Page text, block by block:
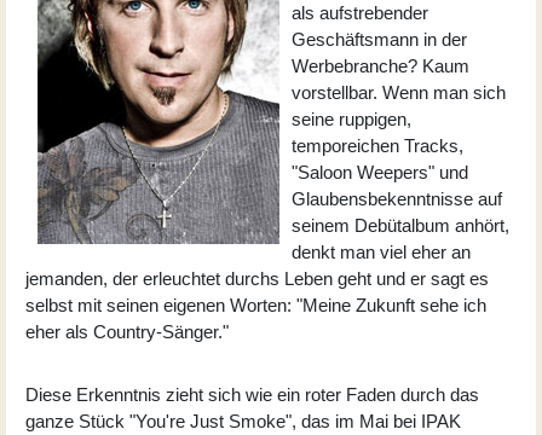
als aufstrebender
Geschäftsmann in der
Werbebranche? Kaum
vorstellbar. Wenn man sich
seine ruppigen,
temporeichen Tracks,
"Saloon Weepers" und
Glaubensbekenntnisse auf
seinem Debütalbum anhört,
denkt man viel eher an
jemanden, der erleuchtet durchs Leben geht und er sagt es
selbst mit seinen eigenen Worten: "Meine Zukunft sehe ich
eher als Country-Sänger."
Diese Erkenntnis zieht sich wie ein roter Faden durch das
ganze Stück "You're Just Smoke", das im Mai bei IPAK